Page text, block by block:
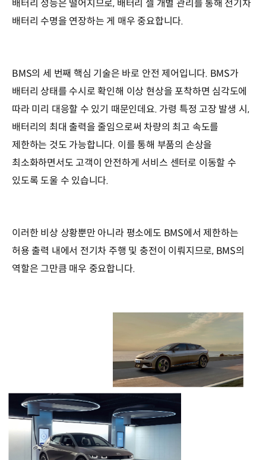
배터리 성능은 떨어지므로, 배터리 셀 개별 관리를 통해 전기차
배터리 수명을 연장하는 게 매우 중요합니다.
BMS의 세 번째 핵심 기술은 바로 안전 제어입니다. BMS가
배터리 상태를 수시로 확인해 이상 현상을 포착하면 심각도에
따라 미리 대응할 수 있기 때문인데요. 가령 특정 고장 발생 시,
배터리의 최대 출력을 줄임으로써 차량의 최고 속도를
제한하는 것도 가능합니다. 이를 통해 부품의 손상을
최소화하면서도 고객이 안전하게 서비스 센터로 이동할 수
있도록 도울 수 있습니다.
이러한 비상 상황뿐만 아니라 평소에도 BMS에서 제한하는
허용 출력 내에서 전기차 주행 및 충전이 이뤄지므로, BMS의
역할은 그만큼 매우 중요합니다.